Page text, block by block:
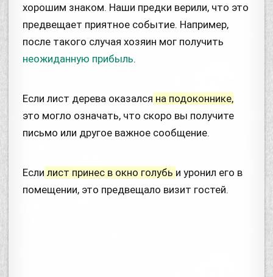
хорошим знаком. Наши предки верили, что это
предвещает приятное событие. Например,
после такого случая хозяин мог получить
неожиданную прибыль.
Если лист дерева оказался на подоконнике,
это могло означать, что скоро вы получите
письмо или другое важное сообщение.
Если лист принес в окно голубь и уронил его в
помещении, это предвещало визит гостей.